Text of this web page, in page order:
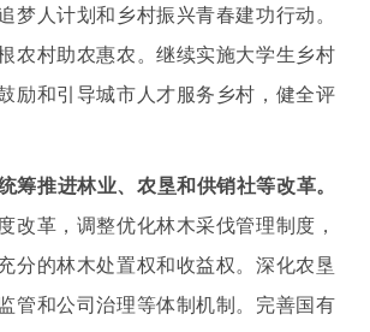
梦人计划和乡村振兴青春建功行动。
农村助农惠农。继续实施大学生乡村
励和引导城市人才服务乡村，健全评
筹推进林业、农垦和供销社等改革。
改革，调整优化林木采伐管理制度，
分的林木处置权和收益权。深化农垦
管和公司治理等体制机制。完善国有